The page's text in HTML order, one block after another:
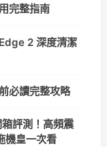
完整指南
2 深度清潔
必讀完整攻略
評測！高頻震
機皇一次看